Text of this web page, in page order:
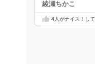
綾瀬ちかこ
4人がナイス！し